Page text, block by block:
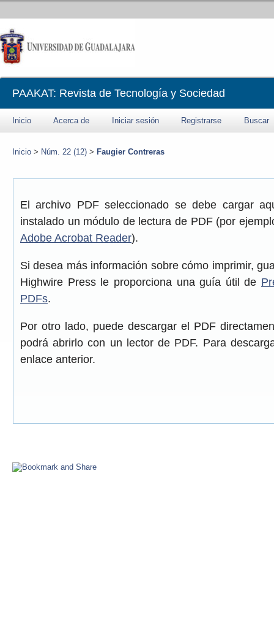
PAAKAT: Revista de Tecnología y Sociedad
Inicio Acerca de Iniciar sesión Registrarse Buscar
Inicio > Núm. 22 (12) > Faugier Contreras
El archivo PDF seleccionado se debe cargar
instalado un módulo de lectura de PDF (por
Adobe Acrobat Reader).
Si desea más información sobre cómo imprimir,
Highwire Press le proporciona una guía útil de
PDFs.
Por otro lado, puede descargar el PDF
podrá abrirlo con un lector de PDF. Para
enlace anterior.